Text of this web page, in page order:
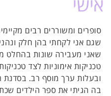
סופרים ומשוררים רבים
שגם אני לקחתי בהן חלק
שאני מעבירה שונות בהחלט
טכניקות אימוניות לצד
ובעלות ערך מוסף רב.